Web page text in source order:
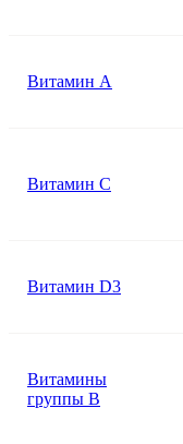
Витамин A
Витамин C
Витамин D3
Витамины
группы B